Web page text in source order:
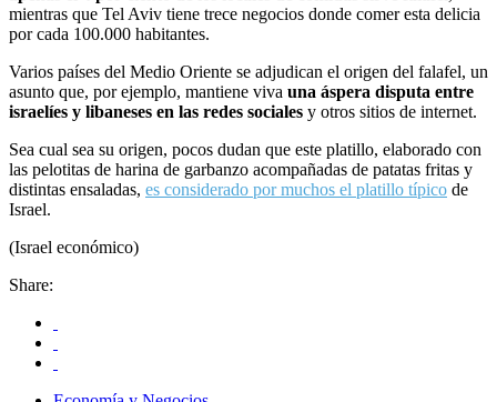
mientras que Tel Aviv tiene trece negocios donde comer esta delicia
por cada 100.000 habitantes.
Varios países del Medio Oriente se adjudican el origen del falafel, un
asunto que, por ejemplo, mantiene viva una áspera disputa entre
israelíes y libaneses en las redes sociales y otros sitios de internet.
Sea cual sea su origen, pocos dudan que este platillo, elaborado con
las pelotitas de harina de garbanzo acompañadas de patatas fritas y
distintas ensaladas, es considerado por muchos el platillo típico de
Israel.
(Israel económico)
Share: